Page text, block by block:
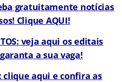
gratuitamente notícias
Clique AQUI!
veja aqui os editais
a sua vaga!
clique aqui e confira as